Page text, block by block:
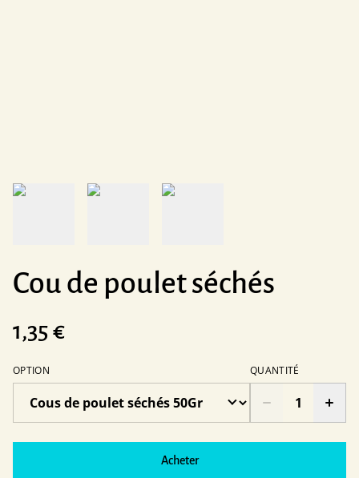
Cou de poulet séchés
1,35 €
OPTION QUANTITÉ
Acheter